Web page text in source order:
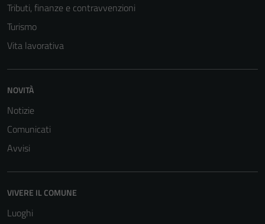
Tributi, finanze e contravvenzioni
Turismo
Vita lavorativa
NOVITÀ
Notizie
Comunicati
Avvisi
VIVERE IL COMUNE
Luoghi
funzionamento